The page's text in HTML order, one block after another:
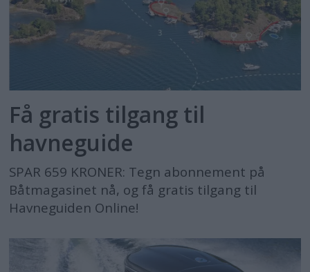
Få gratis tilgang til
havneguide
SPAR 659 KRONER: Tegn abonnement på
Båtmagasinet nå, og få gratis tilgang til
Havneguiden Online!